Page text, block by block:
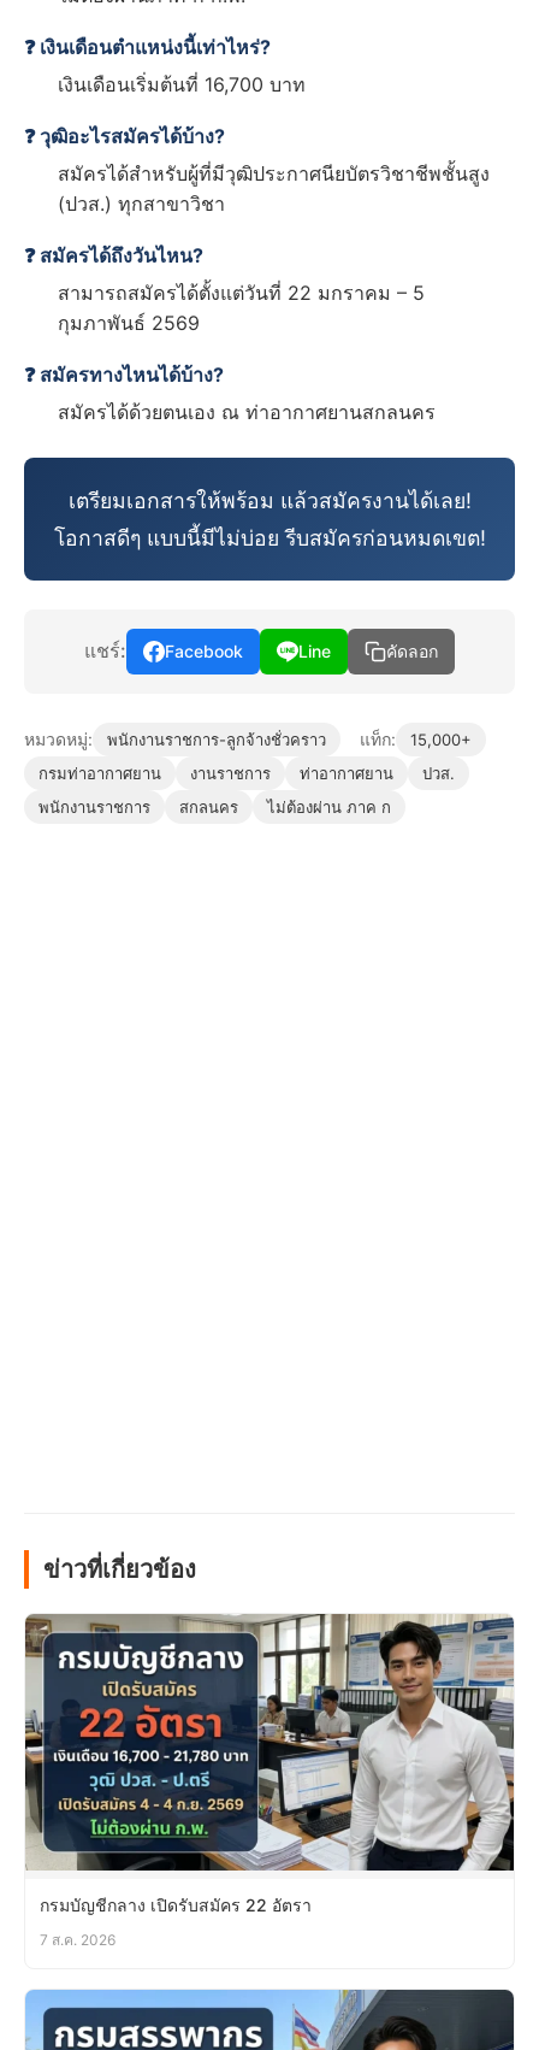
❓ เงินเดือนตำแหน่งนี้เท่าไหร่?
เงินเดือนเริ่มต้นที่ 16,700 บาท
❓ วุฒิอะไรสมัครได้บ้าง?
สมัครได้สำหรับผู้ที่มีวุฒิประกาศนียบัตรวิชาชีพชั้นสูง
(ปวส.) ทุกสาขาวิชา
❓ สมัครได้ถึงวันไหน?
สามารถสมัครได้ตั้งแต่วันที่ 22 มกราคม – 5
กุมภาพันธ์ 2569
❓ สมัครทางไหนได้บ้าง?
สมัครได้ด้วยตนเอง ณ ท่าอากาศยานสกลนคร
เตรียมเอกสารให้พร้อม แล้วสมัครงานได้เลย!
โอกาสดีๆ แบบนี้มีไม่บ่อย รีบสมัครก่อนหมดเขต!
แชร์: Facebook Line คัดลอก
หมวดหมู่: พนักงานราชการ-ลูกจ้างชั่วคราว แท็ก:
15,000+
กรมท่าอากาศยาน
งานราชการ ท่าอากาศยาน
ปวส.
พนักงานราชการ
สกลนคร ไม่ต้องผ่าน ภาค ก
ข่าวที่เกี่ยวข้อง
กรมบัญชีกลาง เปิดรับสมัคร 22 อัตรา
7 ส.ค. 2026